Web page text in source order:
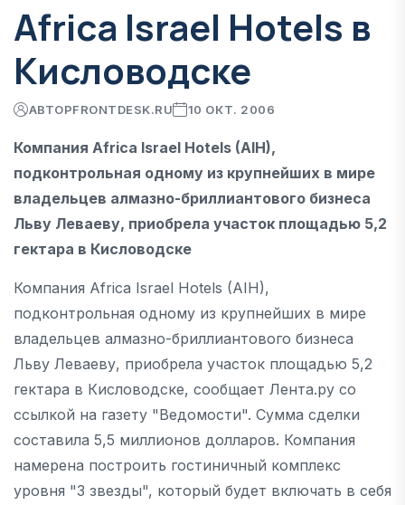
Africa Israel Hotels в
Кисловодске
АВТОРFRONTDESK.RU 10 ОКТ. 2006
Компания Africa Israel Hotels (AIH),
подконтрольная одному из крупнейших в мире
владельцев алмазно-бриллиантового бизнеса
Льву Леваеву, приобрела участок площадью 5,2
гектара в Кисловодске
Компания Africa Israel Hotels (AIH),
подконтрольная одному из крупнейших в мире
владельцев алмазно-бриллиантового бизнеса
Льву Леваеву, приобрела участок площадью 5,2
гектара в Кисловодске, сообщает Лента.ру со
ссылкой на газету "Ведомости". Сумма сделки
составила 5,5 миллионов долларов. Компания
намерена построить гостиничный комплекс
уровня "3 звезды", который будет включать в себя